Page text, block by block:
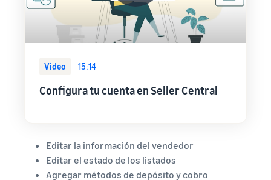
Video 15:14
Configura tu cuenta en Seller Central
Editar la información del vendedor
Editar el estado de los listados
Agregar métodos de depósito y cobro